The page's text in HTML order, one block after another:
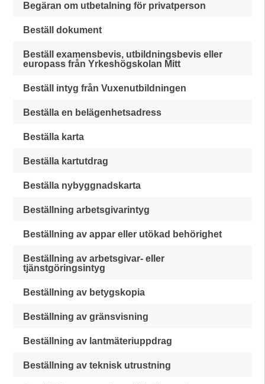
Begäran om utbetalning för privatperson
Beställ dokument
Beställ examensbevis, utbildningsbevis eller
europass från Yrkeshögskolan Mitt
Beställ intyg från Vuxenutbildningen
Beställa en belägenhetsadress
Beställa karta
Beställa kartutdrag
Beställa nybyggnadskarta
Beställning arbetsgivarintyg
Beställning av appar eller utökad behörighet
Beställning av arbetsgivar- eller
tjänstgöringsintyg
Beställning av betygskopia
Beställning av gränsvisning
Beställning av lantmäteriuppdrag
Beställning av teknisk utrustning